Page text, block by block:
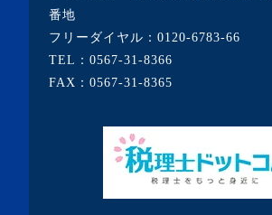
・2020年5月(5記事)
・2020年4月(3記事)
・2020年3月(7記事)
・2020年1月(3記事)
・2019年12月(7記事)
・2019年11月(7記事)
番地
フリーダイヤル： 0120-6783-66
TEL： 0567-31-8366
FAX：0567-31-8365